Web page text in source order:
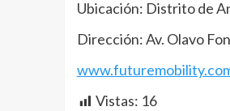
Ubicación: Distrito de
Dirección: Av. Olavo
Vistas: 16